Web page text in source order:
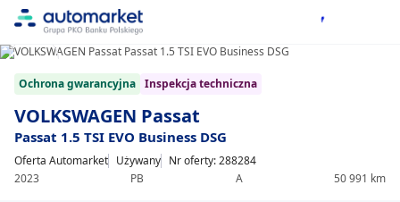
1/34
Ochrona gwarancyjna Inspekcja techniczna
VOLKSWAGEN Passat
Passat 1.5 TSI EVO Business DSG
Oferta Automarket Używany
2023
PB A 50 991 km
Nr oferty: 288284